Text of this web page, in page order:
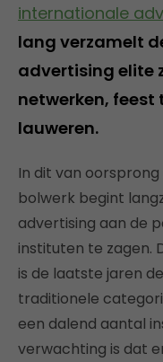
internationale
lang verzamelt
advertising elite
netwerken, feest
lauweren.
In dit van
bolwerk begint
advertising aan de
instituten te zagen.
is de laatste jaren
traditionele
een dalend aantal
verwachting is dat